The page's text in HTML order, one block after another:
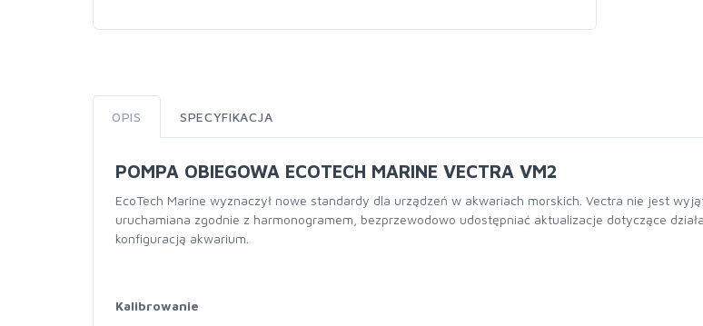
OPIS SPECYFIKACJA
POMPA OBIEGOWA ECOTECH MARINE VECTRA VM2
EcoTech Marine wyznaczył nowe standardy dla urządzeń w akwariach morskich. Vectra nie jest
uruchamiana zgodnie z harmonogramem, bezprzewodowo udostępniać aktualizacje dotyczące
konfiguracją akwarium.
Kalibrowanie